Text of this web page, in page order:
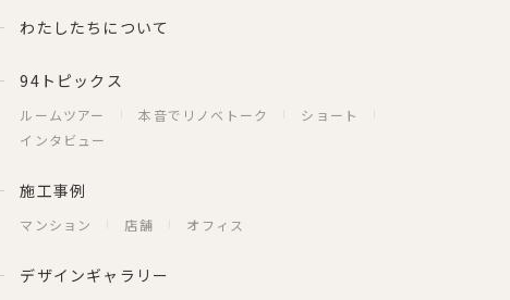
わたしたちについて
94トピックス
ルームツアー 本音でリノベトーク
ショート
インタビュー
施工事例
マンション 店舗 オフィス
デザインギャラリー